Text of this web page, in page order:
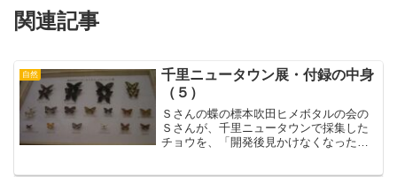
関連記事
自然
千里ニュータウン展・付録の中身
（５）
Ｓさんの蝶の標本吹田ヒメボタルの会の
Ｓさんが、千里ニュータウンで採集した
チョウを、「開発後見かけなくなった